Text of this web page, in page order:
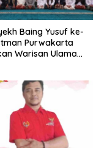
Baing Yusuf ke-
Purwakarta
Warisan Ulama